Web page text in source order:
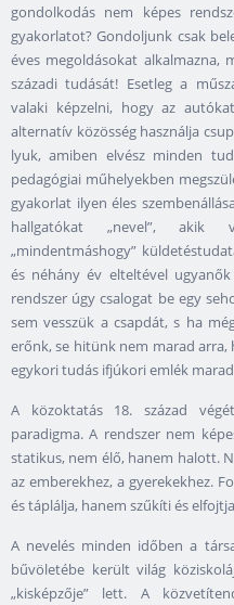
gondolkodás nem képes
gyakorlatot? Gondoljunk csak
éves megoldásokat alkalmazna,
századi tudását! Esetleg a
valaki képzelni, hogy az
alternatív közösség használja
lyuk, amiben elvész minden
pedagógiai műhelyekben
gyakorlat ilyen éles
hallgatókat „nevel”, akik
„mindentmáshogy”
és néhány év elteltével
rendszer úgy csalogat be egy
sem vesszük a csapdát, s ha
erőnk, se hitünk nem marad
egykori tudás ifjúkori emlék
A közoktatás 18. század
paradigma. A rendszer nem
statikus, nem élő, hanem halott.
az emberekhez, a gyerekekhez.
és táplálja, hanem szűkíti és
A nevelés minden időben a
bűvöletébe került világ
„kisképzője” lett. A